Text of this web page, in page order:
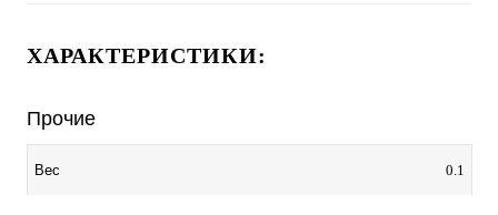
ХАРАКТЕРИСТИКИ:
Прочие
Вес 0.1